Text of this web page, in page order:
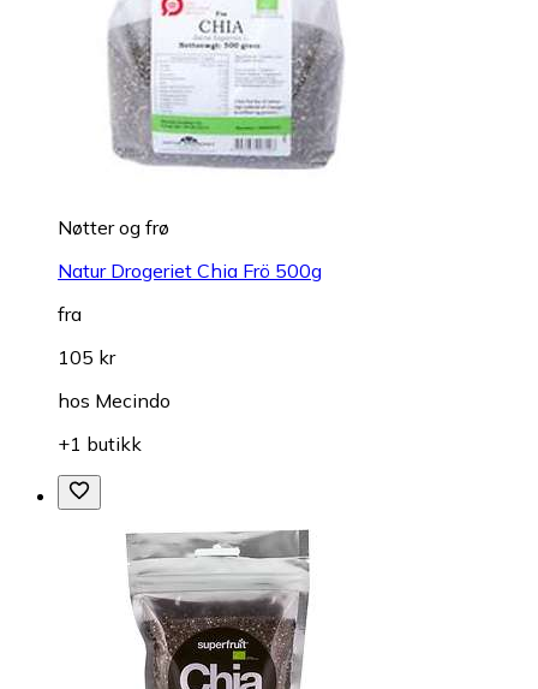
Nøtter og frø
Natur Drogeriet Chia Frö 500g
fra
105 kr
hos Mecindo
+1 butikk